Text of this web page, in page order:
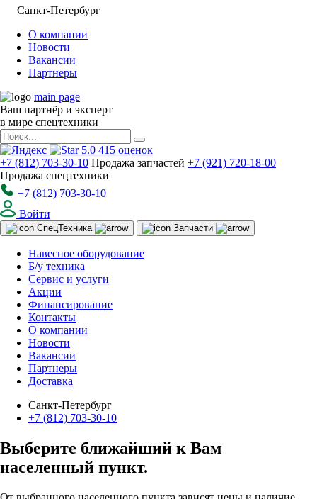
Санкт-Петербург
О компании
Новости
Вакансии
Партнеры
main page
Ваш партнёр и эксперт
в мире спецтехники
5.0 415 оценок
+7 (812) 703-30-10 Продажа запчастей +7 (921) 720-18-00
Продажа спецтехники
+7 (812) 703-30-10
Войти
СпецТехника Запчасти
Навесное оборудование
Б/у техника
Сервис и услуги
Акции
Финансирование
Контакты
О компании
Новости
Вакансии
Партнеры
Доставка
Санкт-Петербург
+7 (812) 703-30-10
Выберите ближайший к Вам
населенный пункт.